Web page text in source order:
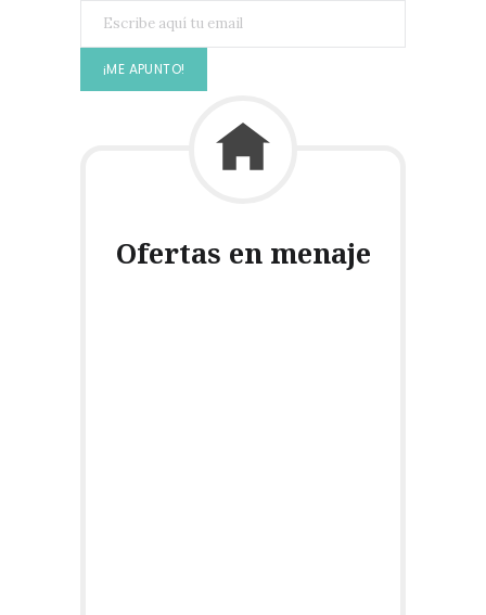
Ofertas en menaje